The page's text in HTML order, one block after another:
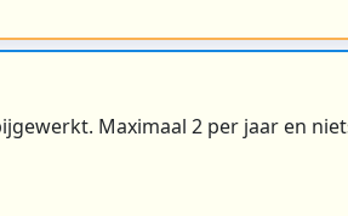
Maximaal 2 per jaar en